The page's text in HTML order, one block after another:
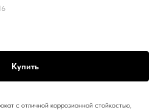
Купить
с отличной коррозионной стойкостью,